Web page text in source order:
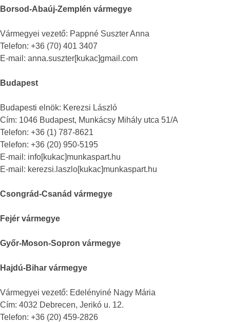
Borsod-Abaúj-Zemplén vármegye
Vármegyei vezető: Pappné Suszter Anna
Telefon: +36 (70) 401 3407
E-mail: anna.suszter[kukac]gmail.com
Budapest
Budapesti elnök: Kerezsi László
Cím: 1046 Budapest, Munkácsy Mihály utca 51/A
Telefon: +36 (1) 787-8621
Telefon: +36 (20) 950-5195
E-mail: info[kukac]munkaspart.hu
E-mail: kerezsi.laszlo[kukac]munkaspart.hu
Csongrád-Csanád vármegye
Fejér vármegye
Győr-Moson-Sopron vármegye
Hajdú-Bihar vármegye
Vármegyei vezető: Edelényiné Nagy Mária
Cím: 4032 Debrecen, Jerikó u. 12.
Telefon: +36 (20) 459-2826